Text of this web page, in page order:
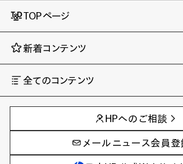
TOPページ
新着コンテンツ
全てのコンテンツ
AIの進化と活用事例
製品トレンド & レビュー
サイバーセキュリティ
教育とテクノロジー
事例
イベント
AI PC
AIワーク
HPへのご相談
メールニュース会員登